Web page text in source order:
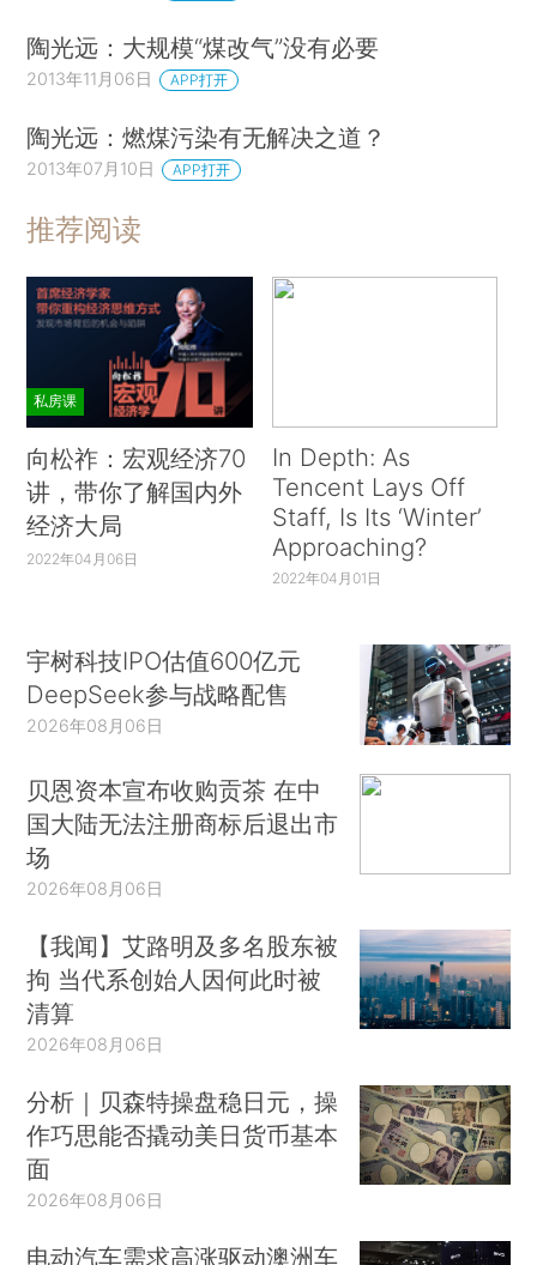
陶光远：大规模“煤改气”没有必要
2013年11月06日 APP打开
陶光远：燃煤污染有无解决之道？
2013年07月10日 APP打开
推荐阅读
私房课
向松祚：宏观经济70
讲，带你了解国内外
经济大局
2022年04月06日
In Depth: As
Tencent Lays Off
Staff, Is Its ‘Winter’
Approaching?
2022年04月01日
宇树科技IPO估值600亿元
DeepSeek参与战略配售
2026年08月06日
贝恩资本宣布收购贡茶 在中
国大陆无法注册商标后退出市
场
2026年08月06日
【我闻】艾路明及多名股东被
拘 当代系创始人因何此时被
清算
2026年08月06日
分析｜贝森特操盘稳日元，操
作巧思能否撬动美日货币基本
面
2026年08月06日
电动汽车需求高涨驱动澳洲车